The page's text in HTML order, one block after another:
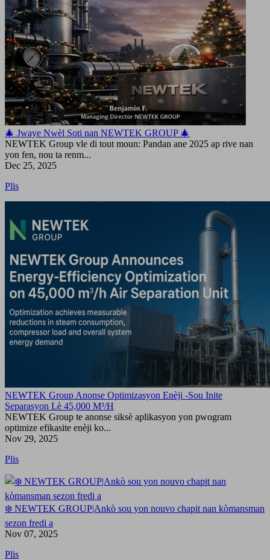
🎄 Jwaye Nwèl Soti nan NEWTEK GROUP 🎄
NEWTEK Group vle di tout moun: Pandan ane 2025 ap rive nan
yon fen, nou ta renm...
Dec 25, 2025
Plis
NEWTEK Group Anonse Optimizasyon Enèji -Sou Inite
Separasyon Lè 45,000 M³/H
NEWTEK Group te anonse siksè aplikasyon yon pwogram
optimize efikasite enèji ko...
Nov 29, 2025
Plis
❄️ NEWTEK GROUP|Ankò sou yon nouvo chapit nan kòmansman
sezon fredi a
Nov 07, 2025
Plis